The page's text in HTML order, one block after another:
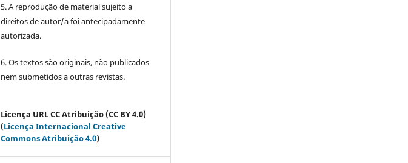
5. A reprodução de material sujeito a
direitos de autor/a foi antecipadamente
autorizada.
6. Os textos são originais, não publicados
nem submetidos a outras revistas.
Licença URL CC Atribuição (CC BY 4.0)
(Licença Internacional Creative
Commons Atribuição 4.0)